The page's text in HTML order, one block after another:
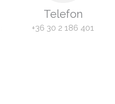
Telefon
+36 30 2 186 401